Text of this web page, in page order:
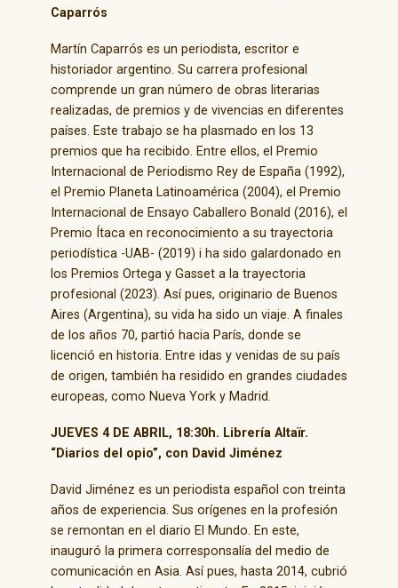
Caparrós
Martín Caparrós es un periodista, escritor e
historiador argentino. Su carrera profesional
comprende un gran número de obras literarias
realizadas, de premios y de vivencias en diferentes
países. Este trabajo se ha plasmado en los 13
premios que ha recibido. Entre ellos, el Premio
Internacional de Periodismo Rey de España (1992),
el Premio Planeta Latinoamérica (2004), el Premio
Internacional de Ensayo Caballero Bonald (2016), el
Premio Ítaca en reconocimiento a su trayectoria
periodística -UAB- (2019) i ha sido galardonado en
los Premios Ortega y Gasset a la trayectoria
profesional (2023). Así pues, originario de Buenos
Aires (Argentina), su vida ha sido un viaje. A finales
de los años 70, partió hacia París, donde se
licenció en historia. Entre idas y venidas de su país
de origen, también ha residido en grandes ciudades
europeas, como Nueva York y Madrid.
JUEVES 4 DE ABRIL, 18:30h. Librería Altaïr.
“Diarios del opio”, con David Jiménez
David Jiménez es un periodista español con treinta
años de experiencia. Sus orígenes en la profesión
se remontan en el diario El Mundo. En este,
inauguró la primera corresponsalía del medio de
comunicación en Asia. Así pues, hasta 2014, cubrió